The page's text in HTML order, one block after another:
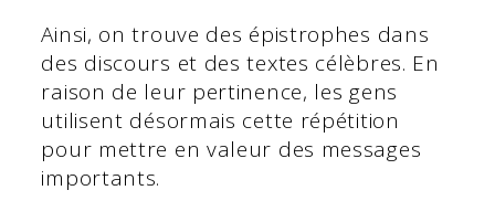
Ainsi, on trouve des épistrophes dans
des discours et des textes célèbres. En
raison de leur pertinence, les gens
utilisent désormais cette répétition
pour mettre en valeur des messages
importants.